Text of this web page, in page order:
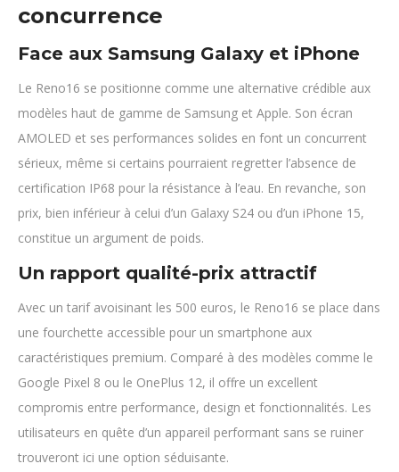
concurrence
Face aux Samsung Galaxy et iPhone
Le Reno16 se positionne comme une alternative crédible aux
modèles haut de gamme de Samsung et Apple. Son écran
AMOLED et ses performances solides en font un concurrent
sérieux, même si certains pourraient regretter l’absence de
certification IP68 pour la résistance à l’eau. En revanche, son
prix, bien inférieur à celui d’un Galaxy S24 ou d’un iPhone 15,
constitue un argument de poids.
Un rapport qualité-prix attractif
Avec un tarif avoisinant les 500 euros, le Reno16 se place dans
une fourchette accessible pour un smartphone aux
caractéristiques premium. Comparé à des modèles comme le
Google Pixel 8 ou le OnePlus 12, il offre un excellent
compromis entre performance, design et fonctionnalités. Les
utilisateurs en quête d’un appareil performant sans se ruiner
trouveront ici une option séduisante.